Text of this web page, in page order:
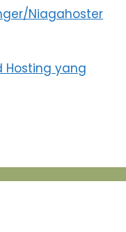
Niagahoster
Hosting yang